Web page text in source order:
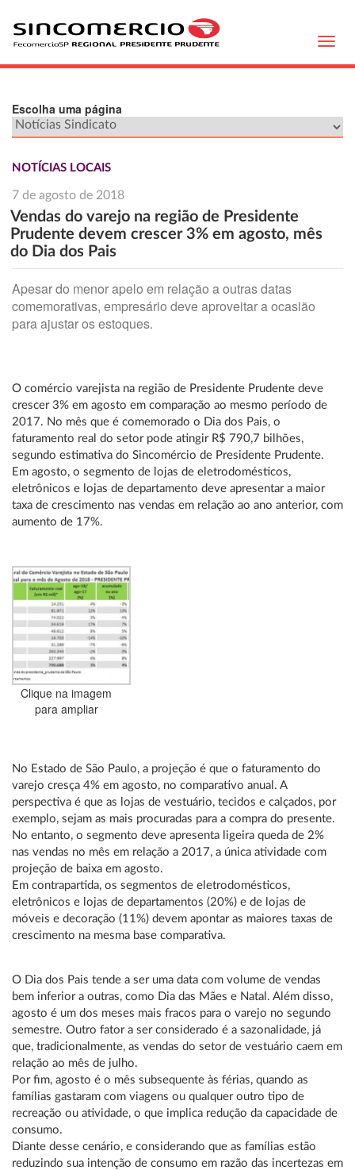
Escolha uma página
NOTÍCIAS LOCAIS
7 de agosto de 2018
Vendas do varejo na região de Presidente
Prudente devem crescer 3% em agosto, mês
do Dia dos Pais
Apesar do menor apelo em relação a outras datas
comemorativas, empresário deve aproveitar a ocasião
para ajustar os estoques.
O comércio varejista na região de Presidente Prudente deve
crescer 3% em agosto em comparação ao mesmo período de
2017. No mês que é comemorado o Dia dos Pais, o
faturamento real do setor pode atingir R$ 790,7 bilhões,
segundo estimativa do Sincomércio de Presidente Prudente.
Em agosto, o segmento de lojas de eletrodomésticos,
eletrônicos e lojas de departamento deve apresentar a maior
taxa de crescimento nas vendas em relação ao ano anterior, com
aumento de 17%.
Clique na imagem
para ampliar
No Estado de São Paulo, a projeção é que o faturamento do
varejo cresça 4% em agosto, no comparativo anual. A
perspectiva é que as lojas de vestuário, tecidos e calçados, por
exemplo, sejam as mais procuradas para a compra do presente.
No entanto, o segmento deve apresenta ligeira queda de 2%
nas vendas no mês em relação a 2017, a única atividade com
projeção de baixa em agosto.
Em contrapartida, os segmentos de eletrodomésticos,
eletrônicos e lojas de departamentos (20%) e de lojas de
móveis e decoração (11%) devem apontar as maiores taxas de
crescimento na mesma base comparativa.
O Dia dos Pais tende a ser uma data com volume de vendas
bem inferior a outras, como Dia das Mães e Natal. Além disso,
agosto é um dos meses mais fracos para o varejo no segundo
semestre. Outro fator a ser considerado é a sazonalidade, já
que, tradicionalmente, as vendas do setor de vestuário caem em
relação ao mês de julho.
Por fim, agosto é o mês subsequente às férias, quando as
famílias gastaram com viagens ou qualquer outro tipo de
recreação ou atividade, o que implica redução da capacidade de
consumo.
Diante desse cenário, e considerando que as famílias estão
reduzindo sua intenção de consumo em razão das incertezas em